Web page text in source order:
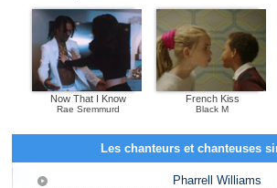
Now That I Know
Rae Sremmurd
French Kiss
Black M
Les chanteurs et chanteuses
Pharrell Williams